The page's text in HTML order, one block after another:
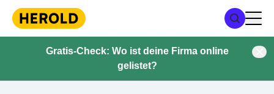
Gratis-Check: Wo ist deine Firma online
gelistet?